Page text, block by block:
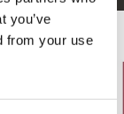
you’ve
from your use